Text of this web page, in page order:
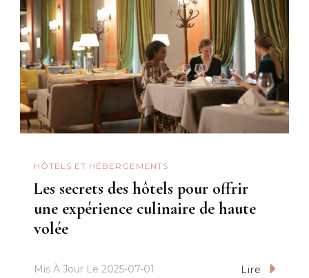
HÔTELS ET HÉBERGEMENTS
Les secrets des hôtels pour offrir
une expérience culinaire de haute
volée
Mis À Jour Le 2025-07-01 Lire